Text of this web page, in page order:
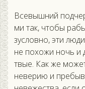
Все­выш­ний
ми так, что­бы
зус­ловно, эти
не по­хожи ночь и
твые. Как же
не­верию и